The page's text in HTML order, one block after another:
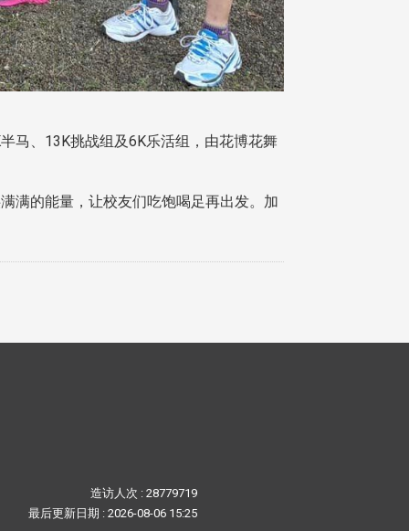
马、13K挑战组及6K乐活组，由花博花舞
满的能量，让校友们吃饱喝足再出发。加
造访人次 : 28779719
最后更新日期 : 2026-08-06 15:25